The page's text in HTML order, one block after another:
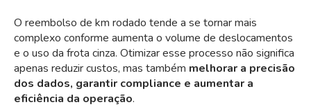
O reembolso de km rodado tende a se tornar mais
complexo conforme aumenta o volume de deslocamentos
e o uso da frota cinza. Otimizar esse processo não significa
apenas reduzir custos, mas também melhorar a precisão
dos dados, garantir compliance e aumentar a
eficiência da operação.